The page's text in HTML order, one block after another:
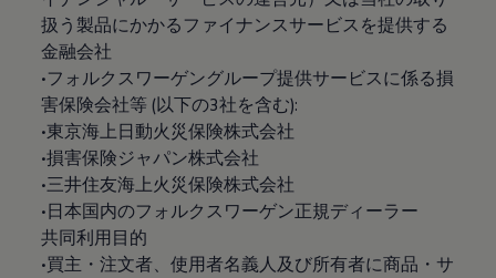
扱う製品にかかるファイナンスサービスを提供する
金融会社
•フォルクスワーゲングループ提供サービスに係る損
害保険会社等 (以下の3社を含む):
•東京海上日動火災保険株式会社
•損害保険ジャパン株式会社
•三井住友海上火災保険株式会社
•日本国内のフォルクスワーゲン正規ディーラー
共同利用目的
•買主・注文者、使用者名義人及び所有者に商品・サ